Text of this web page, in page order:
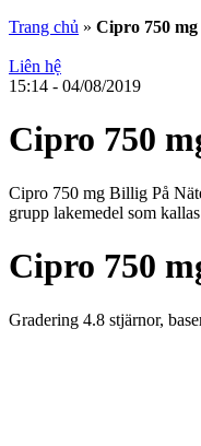
Trang chủ » Cipro 750
Liên hệ
15:14 - 04/08/2019
Cipro 750
Cipro 750 mg Billig På
grupp lakemedel som
Cipro 750
Gradering 4.8 stjärnor,